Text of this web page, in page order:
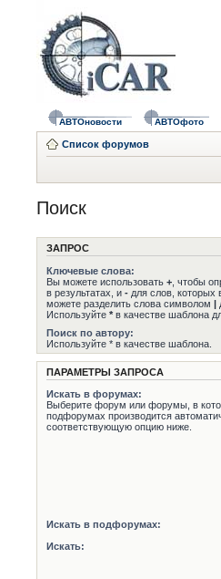
АВТОновости АВТОфото
Список форумов
Поиск
ЗАПРОС
Ключевые слова:
Вы можете использовать + , чтобы
в результатах, и - для слов, которых
можете разделить слова символом |
Используйте * в качестве шаблона
Поиск по автору:
Используйте * в качестве шаблона.
ПАРАМЕТРЫ ЗАПРОСА
Искать в форумах:
Выберите форум или форумы, в
подфорумах производится
соответствующую опцию ниже.
Искать в подфорумах:
Искать: